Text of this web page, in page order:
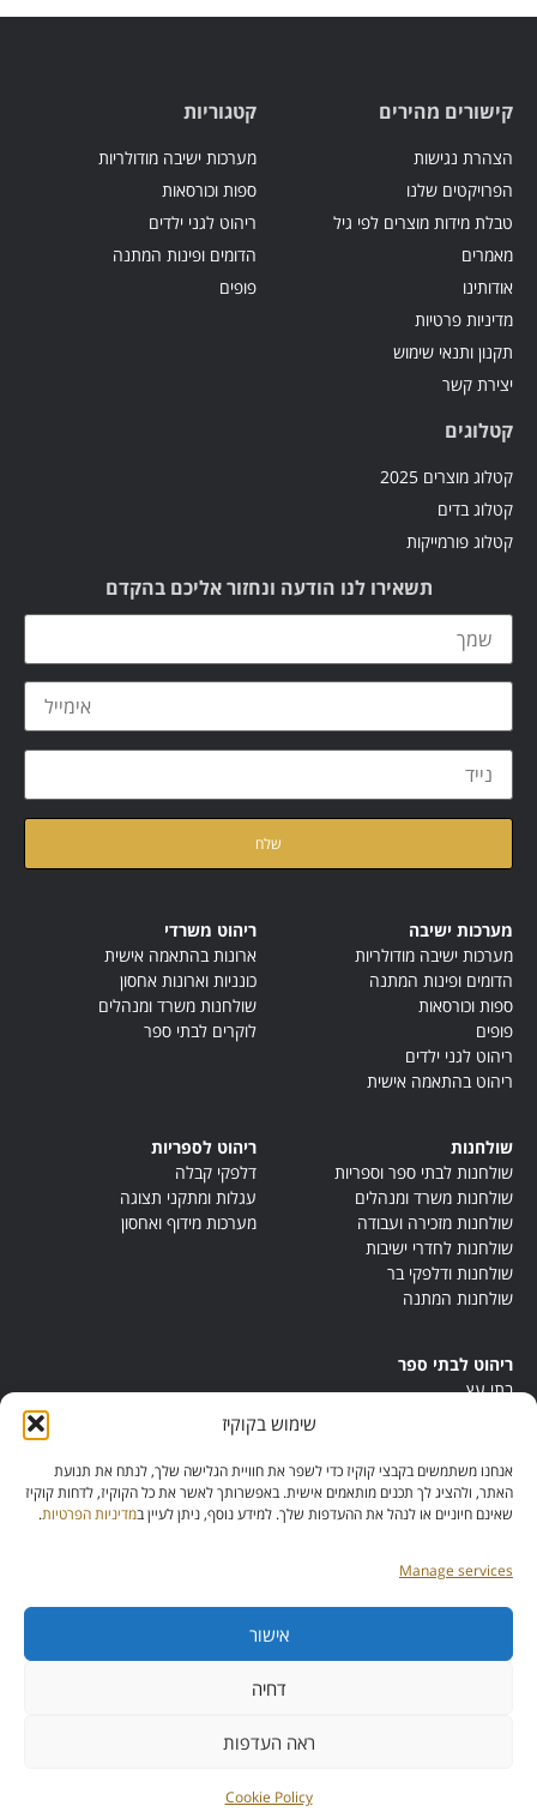
שימוש בקוקיז
אנחנו משתמשים בקבצי קוקיז כדי לשפר את חוויית הגלישה שלך, לנתח את תנועת
האתר, ולהציג לך תכנים מותאמים אישית. באפשרותך לאשר את כל הקוקיז, לדחות קוקיז
שאינם חיוניים או לנהל את ההעדפות שלך. למידע נוסף, ניתן לעיין במדיניות הפרטיות.
Manage services
אישור
דחיה
ראה העדפות
Cookie Policy
קישורים מהירים
הצהרת נגישות
הפרויקטים שלנו
טבלת מידות מוצרים לפי גיל
מאמרים
אודותינו
מדיניות פרטיות
תקנון ותנאי שימוש
יצירת קשר
קטגוריות
מערכות ישיבה מודולריות
ספות וכורסאות
ריהוט לגני ילדים
הדומים ופינות המתנה
פופים
קטלוגים
קטלוג מוצרים 2025
קטלוג בדים
קטלוג פורמייקות
תשאירו לנו הודעה ונחזור אליכם בהקדם
מערכות ישיבה
מערכות ישיבה מודולריות
הדומים ופינות המתנה
ספות וכורסאות
פופים
ריהוט לגני ילדים
ריהוט בהתאמה אישית
ריהוט משרדי
ארונות בהתאמה אישית
כונניות וארונות אחסון
שולחנות משרד ומנהלים
לוקרים לבתי ספר
שולחנות
שולחנות לבתי ספר וספריות
שולחנות משרד ומנהלים
שולחנות מזכירה ועבודה
שולחנות לחדרי ישיבות
שולחנות ודלפקי בר
שולחנות המתנה
ריהוט לספריות
דלפקי קבלה
עגלות ומתקני תצוגה
מערכות מידוף ואחסון
ריהוט לבתי ספר
בתי עץ
ריהוט מונטסורי
ריהוט אנתרופוסופי
מס’ ספק: